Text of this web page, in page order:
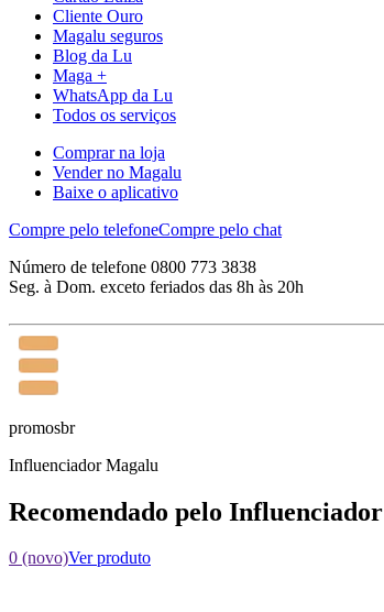
Cliente Ouro
Magalu seguros
Blog da Lu
Maga +
WhatsApp da Lu
Todos os serviços
Comprar na loja
Vender no Magalu
Baixe o aplicativo
Compre pelo telefoneCompre pelo chat
Número de telefone 0800 773 3838
Seg. à Dom. exceto feriados das 8h às 20h
promosbr
Influenciador Magalu
Recomendado pelo Influenciador
0 (novo)Ver produto